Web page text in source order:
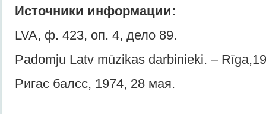
Источники информации:
LVA, ф. 423, оп. 4, дело 89.
Padomju Latv mūzikas darbinieki. –
Ригас балсс, 1974, 28 мая.